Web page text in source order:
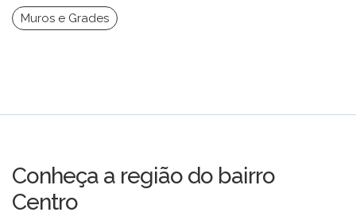
Muros e Grades
Conheça a região do bairro
Centro